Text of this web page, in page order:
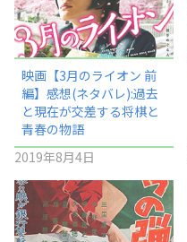
映画【3月のライオン 前
編】感想(ネタバレ):過去
と現在が交差する将棋と
青春の物語
2019年8月4日